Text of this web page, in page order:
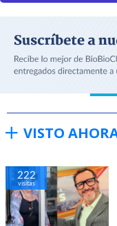
VISTO
222
visitas